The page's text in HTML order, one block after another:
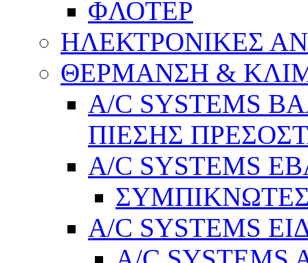
ΦΛΟΤΕΡ
ΗΛΕΚΤΡΟΝΙΚΕΣ
ΘΕΡΜΑΝΣΗ &
A/C SYSTEMS
ΠΙΕΣΗΣ
A/C SYSTEMS
A/C SYSTEMS